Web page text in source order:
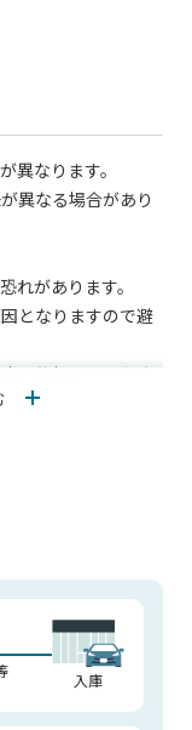
異なります。
異なる場合があり
れがあります。
となりますので避
に依頼してくださ
入庫